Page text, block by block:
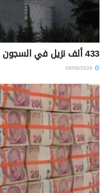
433 ألف نزيل في السجون التركية